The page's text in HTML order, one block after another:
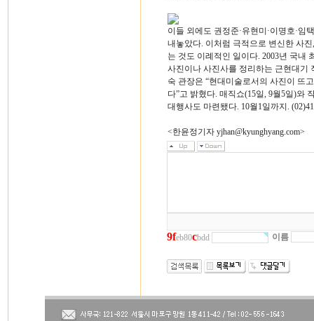
이들 외에도 권정준·유현미·이명호·임
내놓았다. 이처럼 극적으로 변신한 사
는 것도 이례적인 일이다. 2003년 국내
사진이나 사진사를 정리하는 근현대기
숙 관장은 “현대미술로서의 사진이 뜨
다”고 밝혔다. 매직쇼(15일, 9월5일)와
대행사도 마련됐다. 10월1일까지.
<한윤정기자 yjhan@kyunghyang.com>
9feb80cbdd 이름